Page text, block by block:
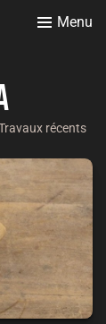
Menu
récents